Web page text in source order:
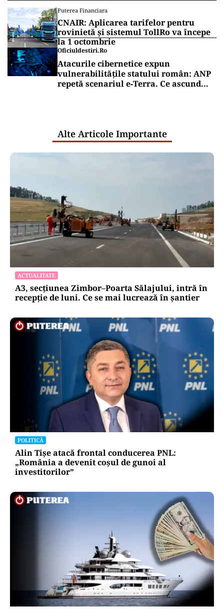
Puterea Financiara
CNAIR: Aplicarea tarifelor pentru
rovinietă și sistemul TollRo va începe
la 1 octombrie
Oficiuldestiri.ro
Atacurile cibernetice expun
vulnerabilitățile statului român: ANP
repetă scenariul e‑Terra. Ce ascund
Alte Articole Importante
ACTUALITATE
A3, secțiunea Zimbor–Poarta Sălajului, intră în
recepție de luni. Ce se mai lucrează în șantier
POLITICĂ
Alin Tișe atacă frontal conducerea PNL:
„România a devenit coșul de gunoi al
investitorilor”